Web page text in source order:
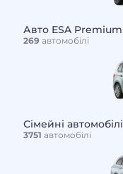
Авто ESA Premium
269 автомобілі
Сімейні автомобілі
3751 автомобілі